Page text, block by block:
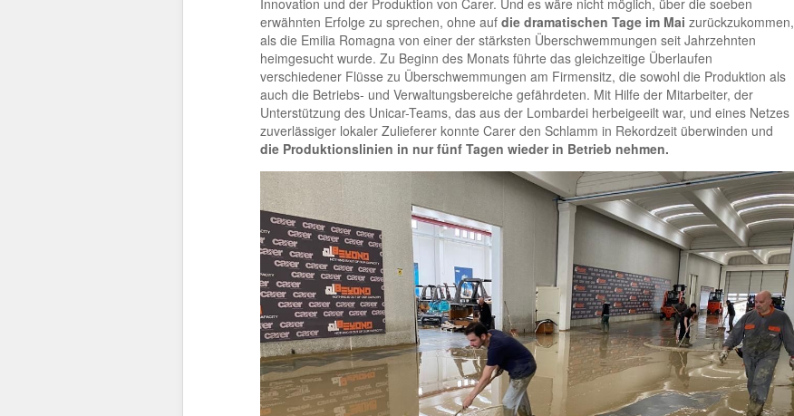
erwähnten Erfolge zu sprechen, ohne auf die dramatischen Tage im Mai zurückzukommen,
als die Emilia Romagna von einer der stärksten Überschwemmungen seit Jahrzehnten
heimgesucht wurde. Zu Beginn des Monats führte das gleichzeitige Überlaufen
verschiedener Flüsse zu Überschwemmungen am Firmensitz, die sowohl die Produktion als
auch die Betriebs- und Verwaltungsbereiche gefährdeten. Mit Hilfe der Mitarbeiter, der
Unterstützung des Unicar-Teams, das aus der Lombardei herbeigeeilt war, und eines Netzes
zuverlässiger lokaler Zulieferer konnte Carer den Schlamm in Rekordzeit überwinden und
die Produktionslinien in nur fünf Tagen wieder in Betrieb nehmen.